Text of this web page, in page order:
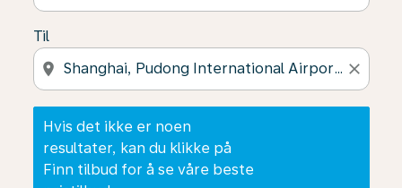
Til
location_on close
Hvis det ikke er noen
resultater, kan du klikke på
Finn tilbud for å se våre beste